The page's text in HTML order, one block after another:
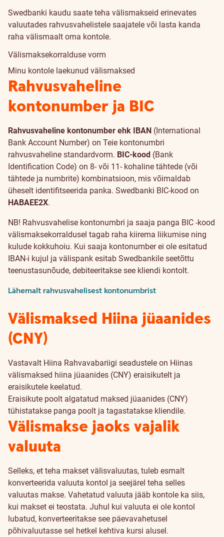
Swedbanki kaudu saate teha välismakseid erinevates
valuutades rahvusvahelistele saajatele või lasta kanda
raha välismaalt oma kontole.
Välismaksekorralduse vorm
Minu kontole laekunud välismaksed
Rahvusvaheline
kontonumber ja BIC
Rahvusvaheline kontonumber ehk IBAN (International
Bank Account Number) on Teie kontonumbri
rahvusvaheline standardvorm. BIC-kood (Bank
Identification Code) on 8- või 11- kohaline tähtede (või
tähtede ja numbrite) kombinatsioon, mis võimaldab
üheselt identifitseerida panka. Swedbanki BIC-kood on
HABAEE2X.
NB! Rahvusvahelise kontonumbri ja saaja panga BIC -kood
välismaksekorraldusel tagab raha kiirema liikumise ning
kulude kokkuhoiu. Kui saaja kontonumber ei ole esitatud
IBAN-i kujul ja välispank esitab Swedbankile seetõttu
teenustasunõude, debiteeritakse see kliendi kontolt.
Lähemalt rahvusvahelisest kontonumbrist
Välismaksed Hiina jüaanides
(CNY)
Vastavalt Hiina Rahvavabariigi seadustele on Hiinas
välismaksed hiina jüaanides (CNY) eraisikutelt ja
eraisikutele keelatud.
Eraisikute poolt algatatud maksed jüaanides (CNY)
tühistatakse panga poolt ja tagastatakse kliendile.
Välismakse jaoks vajalik
valuuta
Selleks, et teha makset välisvaluutas, tuleb esmalt
konverteerida valuuta kontol ja seejärel teha selles
valuutas makse. Vahetatud valuuta jääb kontole ka siis,
kui makset ei teostata. Juhul kui valuuta ei ole kontol
lubatud, konverteeritakse see päevavahetusel
põhivaluutasse sel hetkel kehtiva kursi alusel.